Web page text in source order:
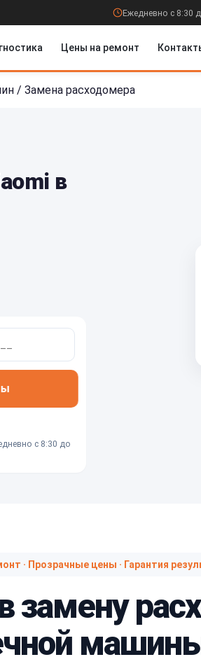
Ежедневно с 8:30
Цены на ремонт
/ Замена расходомера
в
с 8:30 до
· Прозрачные цены · Гарантия
замену